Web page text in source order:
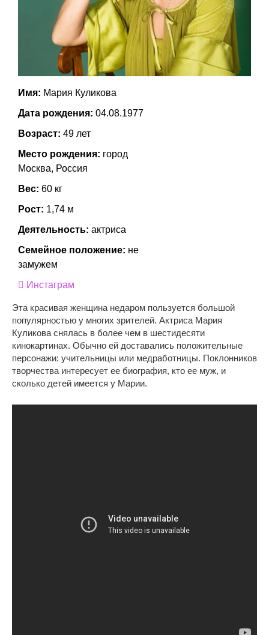
Имя: Мария Куликова
Дата рождения: 04.08.1977
Возраст: 49 лет
Место рождения: город
Москва, Россия
Вес: 60 кг
Рост: 1,74 м
Деятельность: актриса
Семейное положение: не
замужем
Инстаграм
Эта красивая женщина недаром пользуется большой
популярностью у многих зрителей. Актриса Мария
Куликова снялась в более чем в шестидесяти
кинокартинах. Обычно ей доставались положительные
персонажи: учительницы или медработницы. Поклонников
творчества интересует ее биография, кто ее муж, и
сколько детей имеется у Марии.